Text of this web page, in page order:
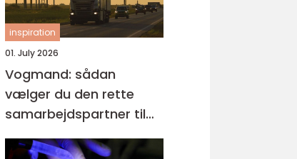
inspiration
01. July 2026
Vogmand: sådan
vælger du den rette
samarbejdspartner til
tunge opgaver